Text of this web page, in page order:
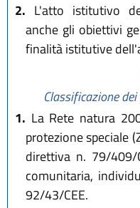
2. L'atto istitutivo
anche gli obiettivi
finalità istitutive
Classificazione
1. La Rete natura
protezione speciale
direttiva n. 79/
comunitaria,
92/43/CEE.